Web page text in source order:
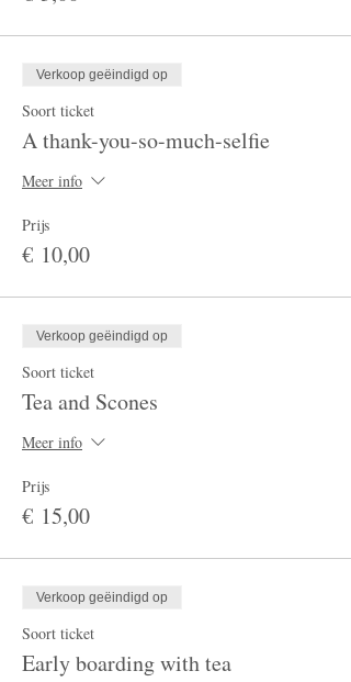
Verkoop geëindigd op
Soort ticket
A thank-you-so-much-selfie
Meer info
Prijs
€ 10,00
Verkoop geëindigd op
Soort ticket
Tea and Scones
Meer info
Prijs
€ 15,00
Verkoop geëindigd op
Soort ticket
Early boarding with tea